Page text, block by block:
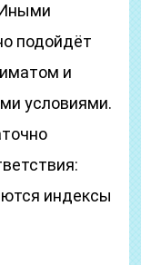
подойдёт
и
условиями.
индексы